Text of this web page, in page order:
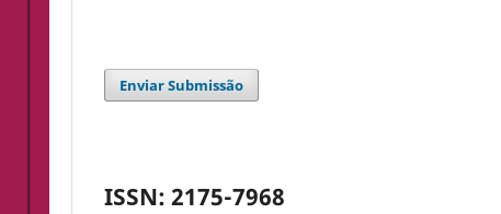
Enviar Submissão
ISSN: 2175-7968